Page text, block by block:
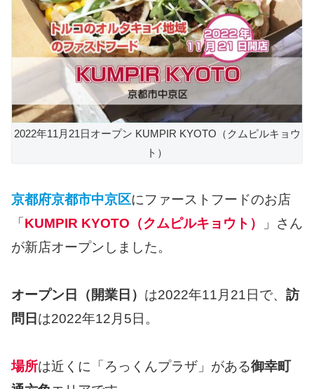
2022年11月21日オープン KUMPIR KYOTO（クムピルキョウ
ト）
京都府京都市中京区にファーストフードのお店
「 KUMPIR KYOTO（クムピルキョウト）
」さん
が新店オープンしました。
オープン日（開業日） は2022年11月21日で、 訪
問日 は2022年12月5日。
場所は近くに「ろっくんプラザ」がある御幸町